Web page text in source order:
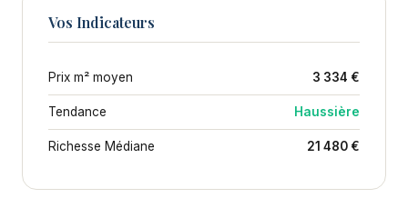
Vos Indicateurs
Prix m² moyen 3 334 €
Tendance Haussière
Richesse Médiane 21 480 €